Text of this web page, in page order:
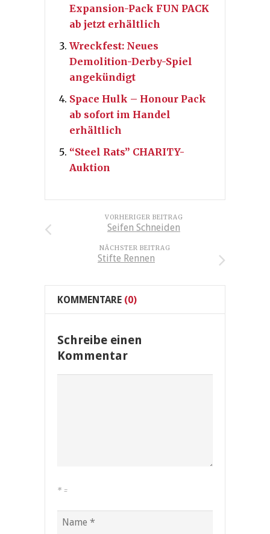
Expansion-Pack FUN PACK
ab jetzt erhältlich
Wreckfest: Neues
Demolition-Derby-Spiel
angekündigt
Space Hulk – Honour Pack
ab sofort im Handel
erhältlich
“Steel Rats” CHARITY-
Auktion
VORHERIGER BEITRAG
Seifen Schneiden
NÄCHSTER BEITRAG
Stifte Rennen
KOMMENTARE (0)
Schreibe einen
Kommentar
* =